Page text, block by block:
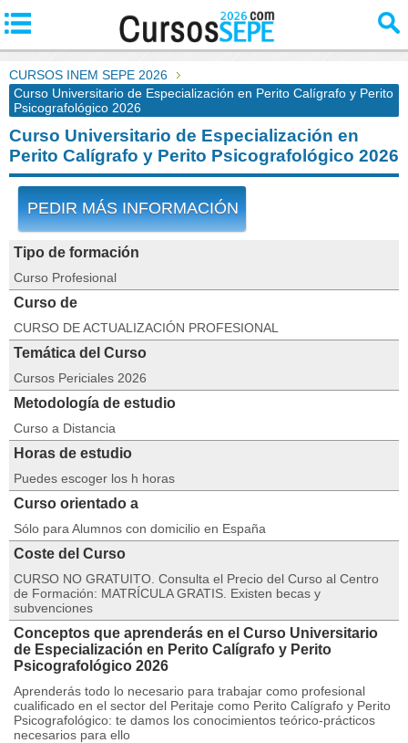
CURSOS INEM SEPE 2026
Curso Universitario de Especialización en Perito Calígrafo y Perito
Psicografológico 2026
Curso Universitario de Especialización en
Perito Calígrafo y Perito Psicografológico 2026
PEDIR MÁS INFORMACIÓN
Tipo de formación
Curso Profesional
Curso de
CURSO DE ACTUALIZACIÓN PROFESIONAL
Temática del Curso
Cursos Periciales 2026
Metodología de estudio
Curso a Distancia
Horas de estudio
Puedes escoger los h horas
Curso orientado a
Sólo para Alumnos con domicilio en España
Coste del Curso
CURSO NO GRATUITO. Consulta el Precio del Curso al Centro
de Formación: MATRÍCULA GRATIS. Existen becas y
subvenciones
Conceptos que aprenderás en el Curso Universitario
de Especialización en Perito Calígrafo y Perito
Psicografológico 2026
Aprenderás todo lo necesario para trabajar como profesional
cualificado en el sector del Peritaje como Perito Calígrafo y Perito
Psicografológico: te damos los conocimientos teórico-prácticos
necesarios para ello